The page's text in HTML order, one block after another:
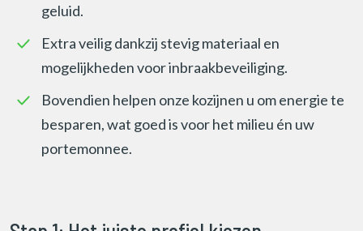
geluid.
Extra veilig dankzij stevig materiaal en
mogelijkheden voor inbraakbeveiliging.
Bovendien helpen onze kozijnen u om energie te
besparen, wat goed is voor het milieu én uw
portemonnee.